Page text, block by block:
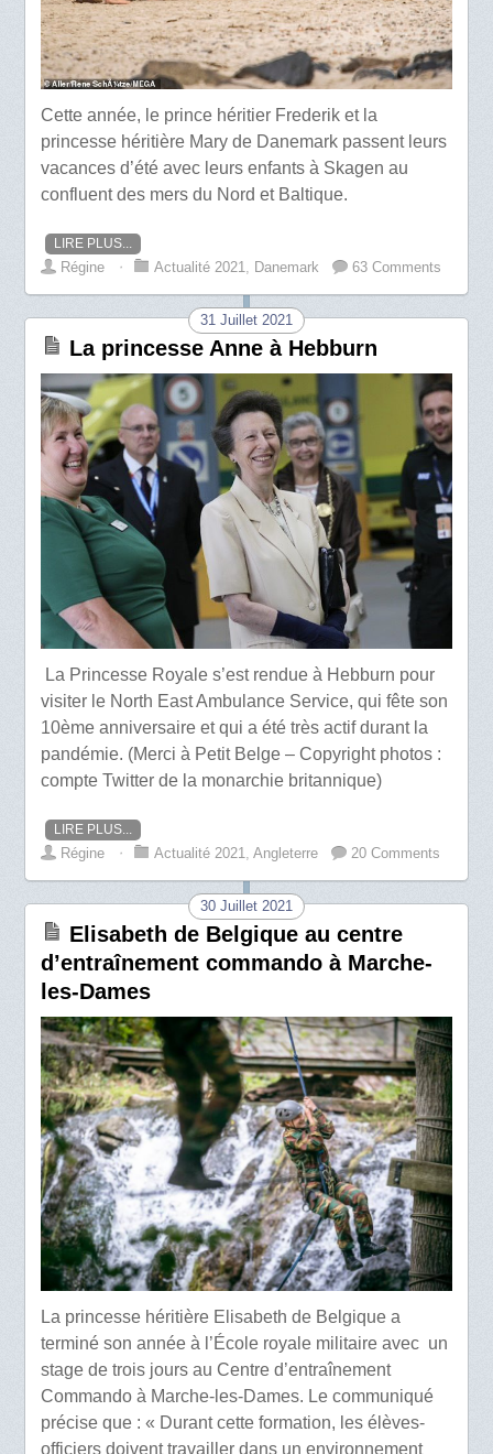
Cette année, le prince héritier Frederik et la
princesse héritière Mary de Danemark passent leurs
vacances d’été avec leurs enfants à Skagen au
confluent des mers du Nord et Baltique.
LIRE PLUS...
Régine ⋅ Actualité 2021 Danemark 63 Comments
31 Juillet 2021
La princesse Anne à Hebburn
La Princesse Royale s’est rendue à Hebburn pour
visiter le North East Ambulance Service, qui fête son
10ème anniversaire et qui a été très actif durant la
pandémie. (Merci à Petit Belge – Copyright photos :
compte Twitter de la monarchie britannique)
LIRE PLUS...
Régine ⋅ Actualité 2021 ,Angleterre 20 Comments
30 Juillet 2021
Elisabeth de Belgique au centre
d’entraînement commando à Marche-
les-Dames
La princesse héritière Elisabeth de Belgique a
terminé son année à l’École royale militaire avec un
stage de trois jours au Centre d’entraînement
Commando à Marche-les-Dames. Le communiqué
précise que : « Durant cette formation, les élèves-
officiers doivent travailler dans un environnement